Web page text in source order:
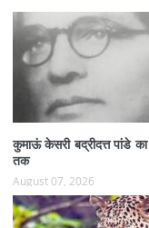
कुमाऊं केसरी बद्रीदत्त पांडे
तक
August 07, 2026